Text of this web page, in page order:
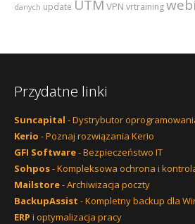
danych update UTM VPN vrtraining
Przydatne linki
Suncapital - Dystrybutor
Kerio - Poznaj rozwiązania Kerio
GFI Software- Bezpieczeństwo IT
Sohpos- Kompleksowa ochrona i
Mailstore- Archiwizacja poczty
BackupAssist - Kompletny backup dla
ERP i optymalizacja pracy